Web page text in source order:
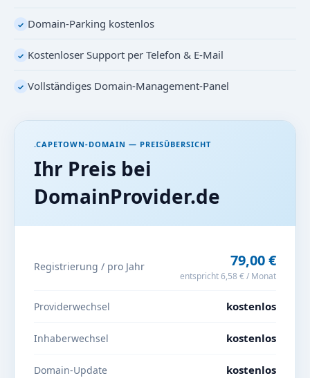
✓ Domain-Parking kostenlos
✓ Kostenloser Support per Telefon & E-Mail
✓ Vollständiges Domain-Management-Panel
.CAPETOWN-DOMAIN — PREISÜBERSICHT
Ihr Preis bei
DomainProvider.de
Registrierung / pro Jahr 79,00 €
entspricht 6,58 € / Monat
Providerwechsel kostenlos
Inhaberwechsel kostenlos
Domain-Update kostenlos